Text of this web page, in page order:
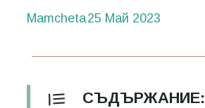
Mamcheta25 Май 2023
СЪДЪРЖАНИЕ: